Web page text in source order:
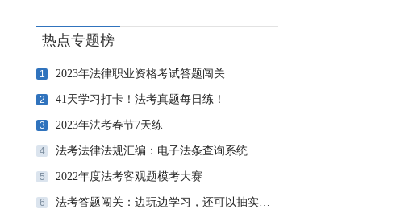
热点专题榜
1 2023年法律职业资格考试答题闯关
2 41天学习打卡！法考真题每日练！
3 2023年法考春节7天练
4 法考法律法规汇编：电子法条查询系统
5 2022年度法考客观题模考大赛
6 法考答题闯关：边玩边学习，还可以抽实物奖品